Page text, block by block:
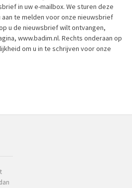
in uw e-mailbox. We sturen deze
aan te melden voor onze nieuwsbrief
u de nieuwsbrief wilt ontvangen,
www.badim.nl. Rechts onderaan op
om u in te schrijven voor onze